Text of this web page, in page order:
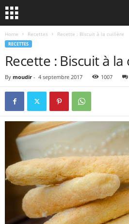
Home Recettes Recette : Biscuit à la cuillère
RECETTES
Recette : Biscuit à
By moudir - 4 septembre 2017 1007